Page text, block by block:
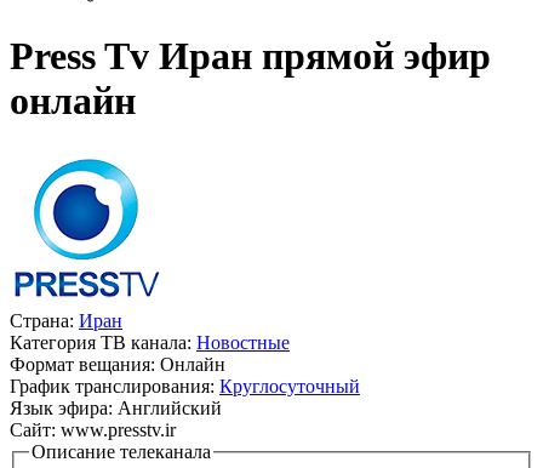
Press Tv Иран прямой эфир
онлайн
Страна: Иран
Категория ТВ канала: Новостные
Формат вещания: Онлайн
График транслирования: Круглосуточный
Язык эфира: Английский
Сайт: www.presstv.ir
Описание телеканала